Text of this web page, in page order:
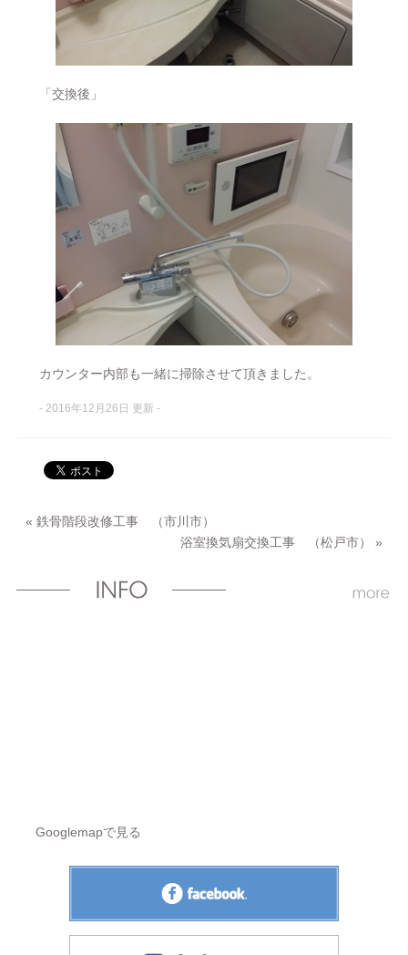
「交換後」
カウンター内部も一緒に掃除させて頂きました。
- 2016年12月26日 更新 -
« 鉄骨階段改修工事 （市川市）
浴室換気扇交換工事 （松戸市）
»
Googlemapで見る